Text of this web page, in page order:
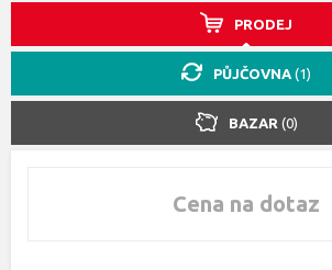
PRODEJ
PŮJČOVNA (1)
BAZAR (0)
Cena na dotaz